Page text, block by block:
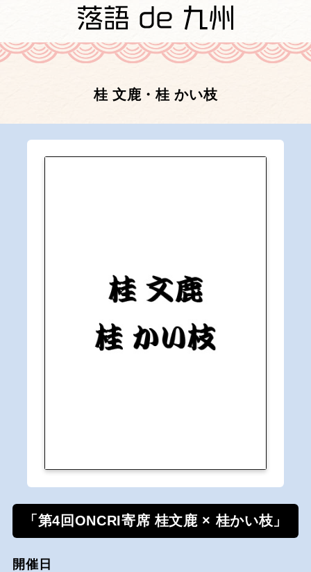
桂 文鹿・桂 かい枝
「第4回ONCRI寄席 桂文鹿 × 桂かい枝」
開催日